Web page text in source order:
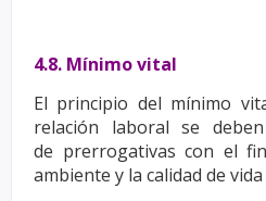
4.8. Mínimo vital
El principio del mínimo
relación laboral se
de prerrogativas con el
ambiente y la calidad de